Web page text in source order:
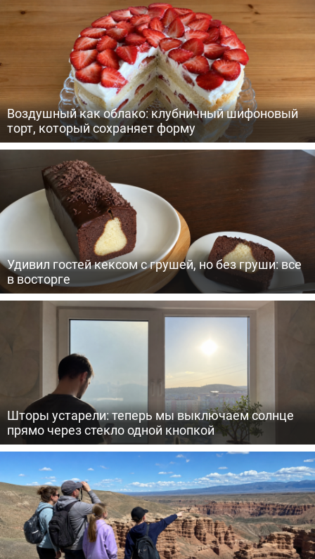
Воздушный как облако: клубничный шифоновый
торт, который сохраняет форму
Удивил гостей кексом с грушей, но без груши: все
в восторге
Шторы устарели: теперь мы выключаем солнце
прямо через стекло одной кнопкой